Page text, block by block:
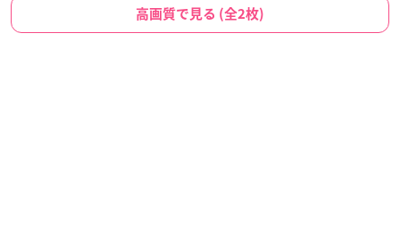
高画質で見る (全2枚)